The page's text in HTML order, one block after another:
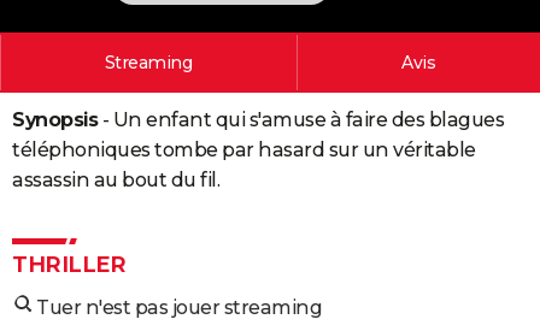
PHOTO
BONS PLANS
CARTE DE VOEUX
Dictionnaire
Biographies
Citations
Expressions
Proverbes
PROGRAMME TV
COPAINS D'AVANT
Streaming Avis
Synopsis- Un enfant qui s'amuse à faire des blagues
téléphoniques tombe par hasard sur un véritable
assassin au bout du fil.
THRILLER
Tuer n'est pas jouer streaming